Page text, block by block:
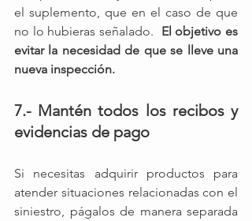
el suplemento, que en el caso de que
no lo hubieras señalado. El objetivo es
evitar la necesidad de que se lleve una
nueva inspección.
7.- Mantén todos los recibos y
evidencias de pago
Si necesitas adquirir productos para
atender situaciones relacionadas con el
siniestro, págalos de manera separada